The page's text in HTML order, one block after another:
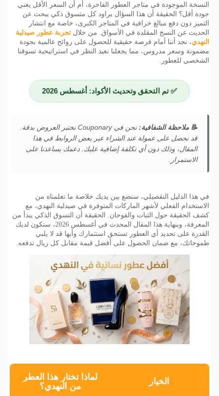
النسخة الموجودة في متاجر العطور الفاخرة، أم أن السعر الأقل يعني
جودة أقل؟ الحقيقة أن هذا السؤال يراود كل متسوق ذكي يبحث عن
التميز دون دفع مبالغ خرافية في المتاجر الكبرى، خاصة مع انتشار
الحديث عن النسخ المقلدة في الأسواق. من خلال تجربة عطور صيدلية
النهدي، نجد أننا أمام فرصة حقيقية للحصول على روائح عالمية بجودة
مضمونة وسعر مدروس، مما يجعلنا نعيد النظر في استراتيجية تسوقنا
الشخصي للعطور.
✅ تم التحقق وتحديث الأكواد: أغسطس 2026
📝 ملاحظة الشفافية:
نحن في Couponary نختبر العروض بدقة.
قد نحصل على عمولة عند الشراء عبر بعض الروابط في هذا
المقال، وذلك دون أي تكلفة إضافية عليك. دعمك يساعدنا على
الاستمرار.
في هذا الدليل التفصيلي، سنضع بين يديك خلاصة ما تعلمناه من
الاستخدام الفعلي لأشهر الماركات المتوفرة في صيدلية النهدي، مع
كشف الحقيقة حول الثبات والفوحان. الحقيقة أن التسوق الذكي يبدأ من
المعرفة، وبنهاية هذا المقال المحدث في أغسطس 2026، ستكون لديك
القدرة على تحديد أي العطور تستحق استثمارك وأيها قد لا يلبي
طموحاتك، مع ضمان الحصول على أفضل قيمة مقابل كل ريال تدفعه.
الخيار
لماذا تختار هذا العطر
من النهدي؟